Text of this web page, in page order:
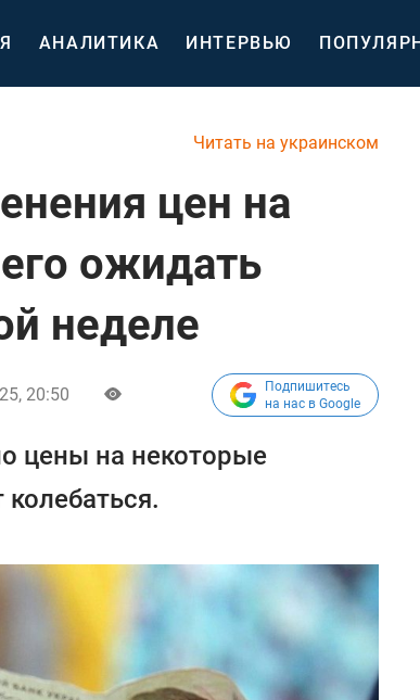
АНАЛИТИКА ИНТЕРВЬЮ
Читать на украинском
цен на
ожидать
неделе
20:50
Подпишитесь
на нас в Google
цены на некоторые